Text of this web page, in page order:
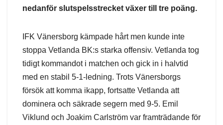
nedanför slutspelsstrecket växer till tre poäng.
IFK Vänersborg kämpade hårt men kunde inte
stoppa Vetlanda BK:s starka offensiv. Vetlanda tog
tidigt kommandot i matchen och gick in i halvtid
med en stabil 5-1-ledning. Trots Vänersborgs
försök att komma ikapp, fortsatte Vetlanda att
dominera och säkrade segern med 9-5. Emil
Viklund och Joakim Carlström var framträdande för